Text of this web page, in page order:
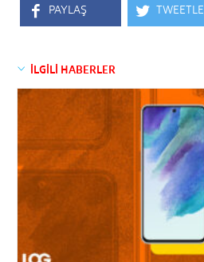
PAYLAŞ TWEETLE
İLGİLİ HABERLER